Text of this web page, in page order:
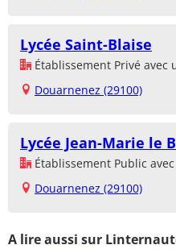
Lycée Saint-Blaise
Établissement Privé avec
Douarnenez (29100)
Lycée Jean-Marie le
Établissement Public
Douarnenez (29100)
A lire aussi sur